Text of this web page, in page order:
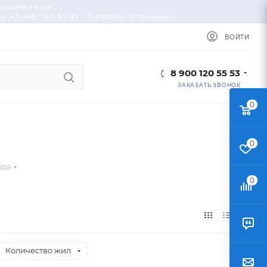
ВОЙТИ
8 900 120 55 53
ЗАКАЗАТЬ ЗВОНОК
Количество жил
0
0
0